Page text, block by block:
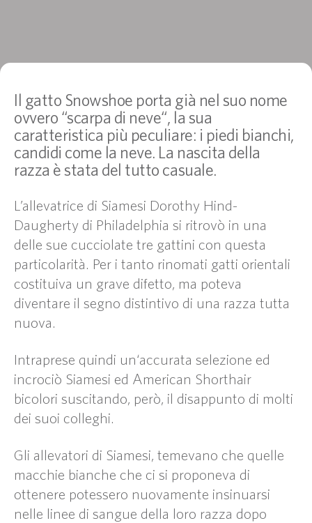
Il gatto Snowshoe porta già nel suo nome
ovvero “scarpa di neve“, la sua
caratteristica più peculiare: i piedi bianchi,
candidi come la neve. La nascita della
razza è stata del tutto casuale.
L’allevatrice di Siamesi Dorothy Hind-
Daugherty di Philadelphia si ritrovò in una
delle sue cucciolate tre gattini con questa
particolarità. Per i tanto rinomati gatti orientali
costituiva un grave difetto, ma poteva
diventare il segno distintivo di una razza tutta
nuova.
Intraprese quindi un‘accurata selezione ed
incrociò Siamesi ed American Shorthair
bicolori suscitando, però, il disappunto di molti
dei suoi colleghi.
Gli allevatori di Siamesi, temevano che quelle
macchie bianche che ci si proponeva di
ottenere potessero nuovamente insinuarsi
nelle linee di sangue della loro razza dopo